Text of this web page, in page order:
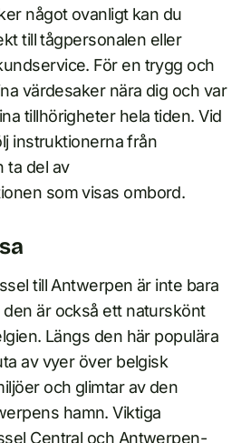
något ovanligt kan du
till tågpersonalen eller
För en trygg och
värdesaker nära dig och var
tillhörigheter hela tiden. Vid
instruktionerna från
ta del av
som visas ombord.
till Antwerpen är inte bara
är också ett naturskönt
Längs den här populära
av vyer över belgisk
och glimtar av den
hamn. Viktiga
Central och Antwerpen-